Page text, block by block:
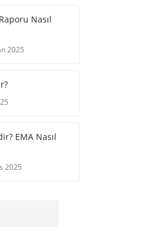
Nasıl
2025
EMA Nasıl
2025